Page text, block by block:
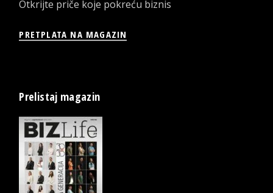
Otkrijte priče koje pokreću biznis
PRETPLATA NA MAGAZIN
Prelistaj magazin